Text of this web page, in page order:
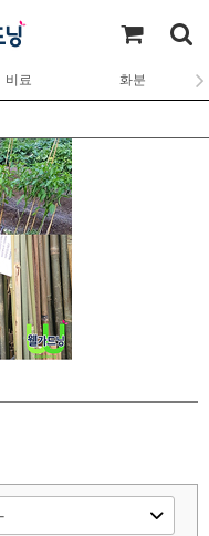
비료 화분